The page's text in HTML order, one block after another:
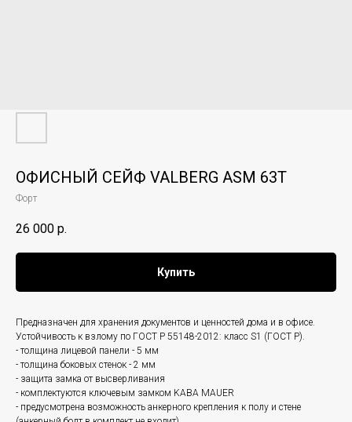
ОФИСНЫЙ СЕЙФ VALBERG ASM 63T
Форт
26 000 р.
Купить
Предназначен для хранения документов и ценностей дома и в офисе.
Устойчивость к взлому по ГОСТ Р 55148-2012: класс S1 (ГОСТ Р).
- толщина лицевой панели - 5 мм
- толщина боковых стенок - 2 мм
- защита замка от высверливания
- комплектуются ключевым замком KABA MAUER
- предусмотрена возможность анкерного крепления к полу и стене